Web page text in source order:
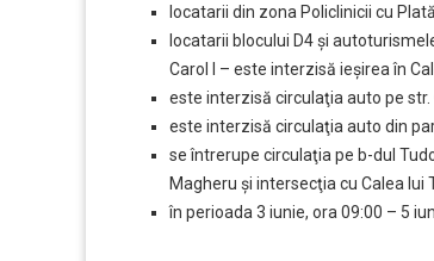
locatarii din zona Policlinicii cu
locatarii blocului D4 şi
Carol I – este interzisă ieşirea în
este interzisă circulaţia auto pe
este interzisă circulaţia auto din
se întrerupe circulaţia pe b-dul
Magheru şi intersecţia cu Calea lui
în perioada 3 iunie, ora 09:00 – 5